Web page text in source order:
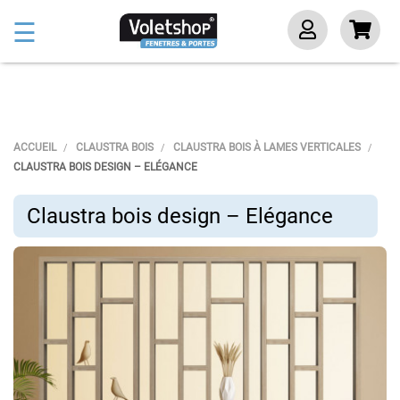
Basculer
la
☰
ACCUEIL CLAUSTRA BOIS
CLAUSTRA BOIS À LAMES VERTICALES
CLAUSTRA BOIS DESIGN – ELÉGANCE
Claustra bois design – Elégance